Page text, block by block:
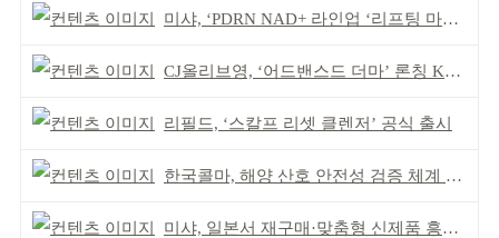
미샤, ‘PDRN NAD+ 라인업 ‘리프팅 마스크’ 출시
CJ올리브영, ‘어드밴스드 더마’ 론칭 K더마 육성 박차
리필드, ‘스칼프 리셋 클렌저’ 공식 출시
한국콜마, 해양 산호 안전성 검증 체계 구축
미샤, 일본서 재구매·맞춤형 신제품 흥행 ‘쌍끌이’